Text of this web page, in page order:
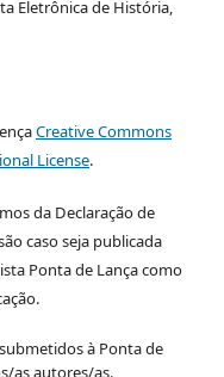
Eletrônica de História,
Creative Commons
License.
da Declaração de
caso seja publicada
Ponta de Lança como
à Ponta de